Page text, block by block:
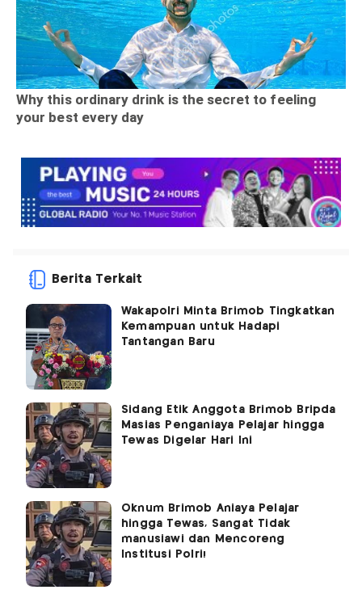
Berita Terkait
Wakapolri Minta Brimob Tingkatkan
Kemampuan untuk Hadapi
Tantangan Baru
Sidang Etik Anggota Brimob Bripda
Masias Penganiaya Pelajar hingga
Tewas Digelar Hari Ini
Oknum Brimob Aniaya Pelajar
hingga Tewas, Sangat Tidak
manusiawi dan Mencoreng
Institusi Polri!